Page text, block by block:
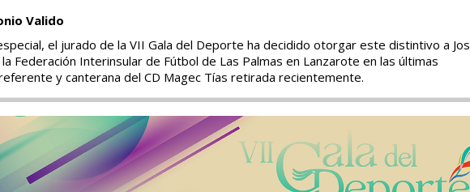
Valido
el jurado de la VII Gala del Deporte ha decidido otorgar este distintivo a
Federación Interinsular de Fútbol de Las Palmas en Lanzarote en las últimas
y canterana del CD Magec Tías retirada recientemente.